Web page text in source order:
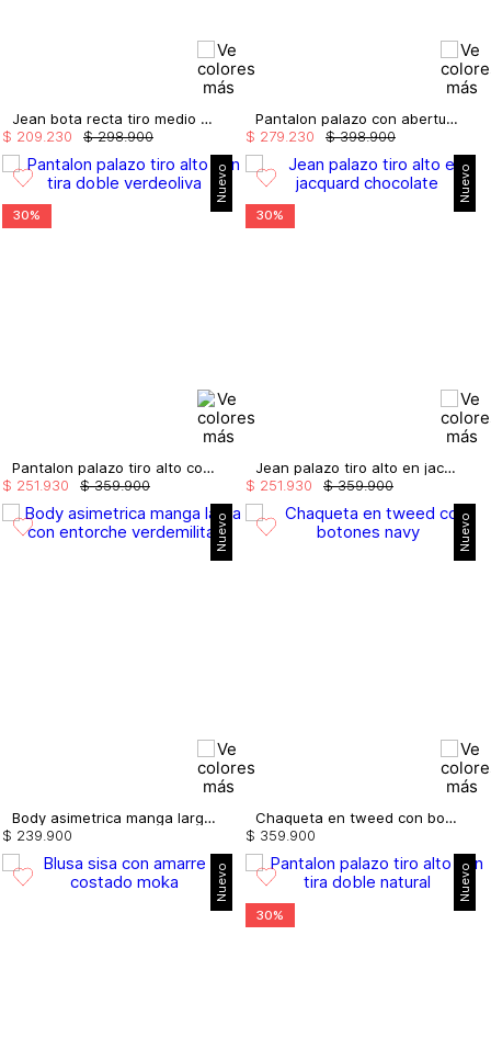
Jean bota recta tiro medio cinta costado
$ 298.900
$ 209 230
Pantalon palazo con aberturas laterales
$ 398.900
$ 279 230
Nuevo
30%
Pantalon palazo tiro alto con tira doble
$ 359.900
$ 251.930
Nuevo
30%
Jean palazo tiro alto en jacquard
$ 359.900
$ 251.930
Nuevo
Body asimetrica manga larga con entorche
$ 239.900
Nuevo
Chaqueta en tweed con botones
$ 359.900
Nuevo Nuevo
30%